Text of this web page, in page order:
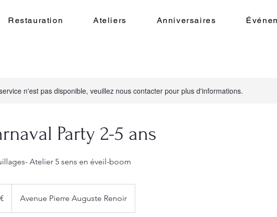
Restauration Ateliers Anniversaires
n'est pas disponible, veuillez nous contacter pour plus d'informations.
Party 2-5 ans
Atelier 5 sens en éveil-boom
Avenue Pierre Auguste Renoir